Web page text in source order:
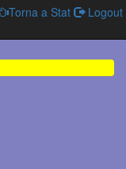
Torna a Stat Logout